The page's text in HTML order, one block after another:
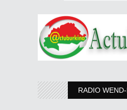
RADIO